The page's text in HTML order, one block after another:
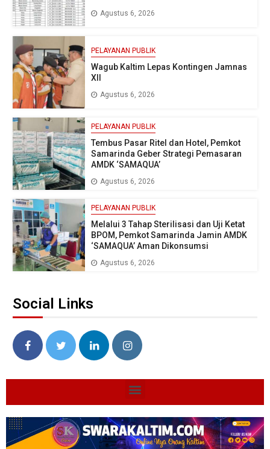
Agustus 6, 2026
PELAYANAN PUBLIK
Wagub Kaltim Lepas Kontingen Jamnas
XII
Agustus 6, 2026
PELAYANAN PUBLIK
Tembus Pasar Ritel dan Hotel, Pemkot
Samarinda Geber Strategi Pemasaran
AMDK ‘SAMAQUA’
Agustus 6, 2026
PELAYANAN PUBLIK
Melalui 3 Tahap Sterilisasi dan Uji Ketat
BPOM, Pemkot Samarinda Jamin AMDK
‘SAMAQUA’ Aman Dikonsumsi
Agustus 6, 2026
Social Links